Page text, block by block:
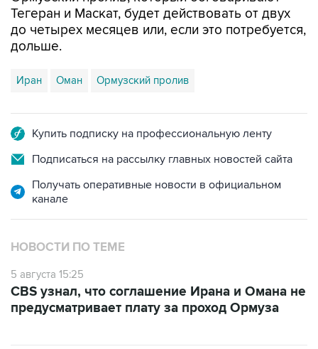
Тегеран и Маскат, будет действовать от двух
до четырех месяцев или, если это потребуется,
дольше.
Иран Оман Ормузский пролив
Купить подписку на профессиональную ленту
Подписаться на рассылку главных новостей сайта
Получать оперативные новости в официальном
канале
НОВОСТИ ПО ТЕМЕ
5 августа 15:25
CBS узнал, что соглашение Ирана и Омана не
предусматривает плату за проход Ормуза